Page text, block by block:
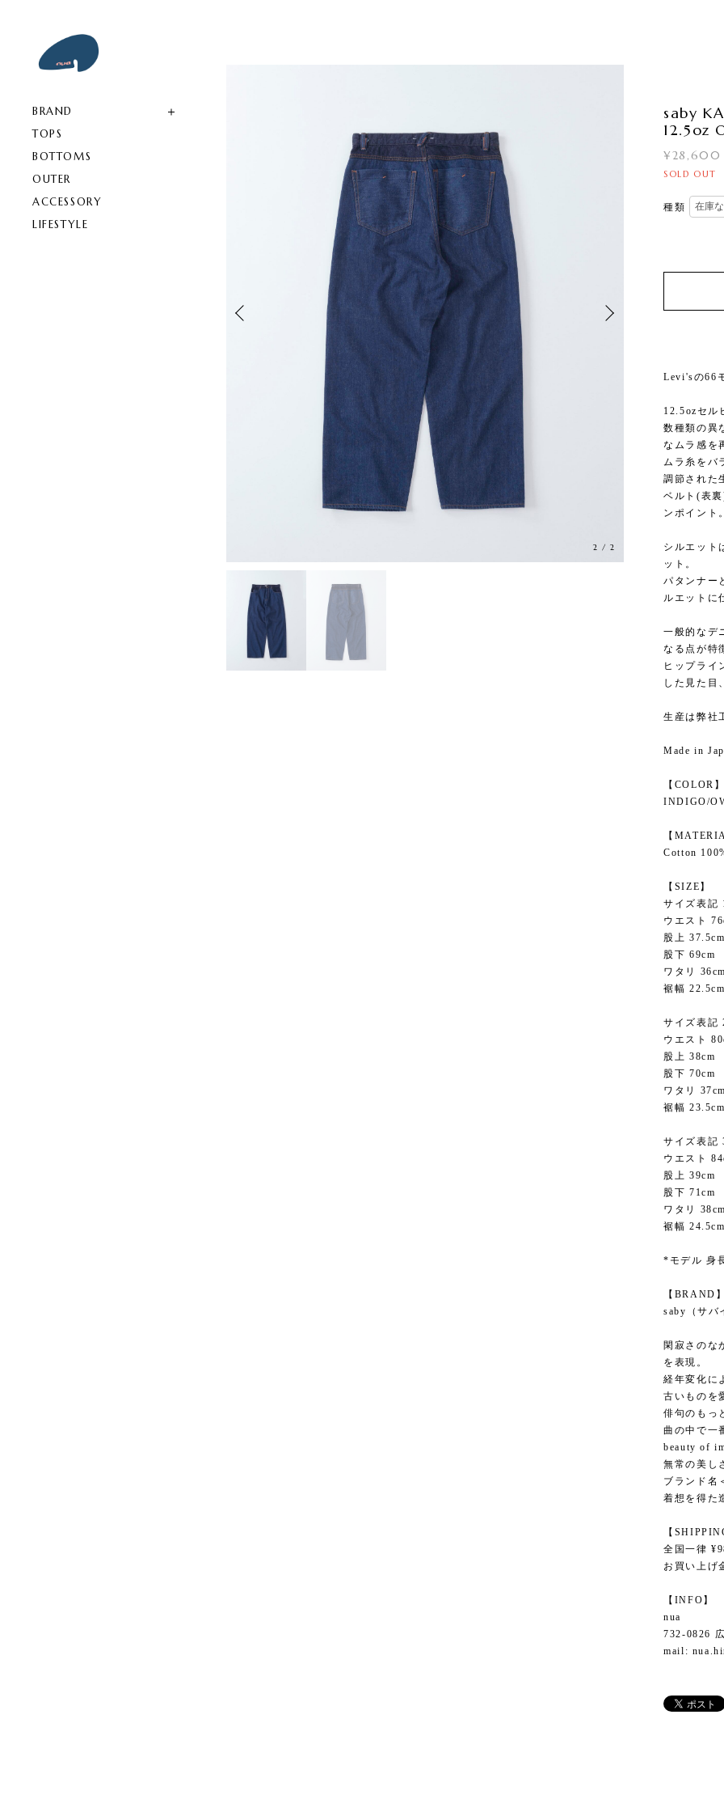
BRAND
TOPS
BOTTOMS
OUTER
ACCESSORY
LIFESTYLE
1 /2
saby
12.5oz
¥28,600
SOLD OUT
種類
Levi'sの66
12.5ozセル
数種類の異
なムラ感を
ムラ糸をバ
調節された
ベルト(表
ンポイント。
シルエット
ット。
パタンナー
ルエットに
一般的なデ
なる点が特
ヒップライ
した見た目
生産は弊社
Made in
【COLOR】
INDIGO/
【
Cotton
【SIZE】
サイズ表記
ウエスト
股上 37.5cm
股下 69cm
ワタリ 36cm
裾幅 22.5cm
サイズ表記
ウエスト
股上 38cm
股下 70cm
ワタリ 37cm
裾幅 23.5cm
サイズ表記
ウエスト
股上 39cm
股下 71cm
ワタリ 38cm
裾幅 24.5cm
*モデル 身
【BRAND】
saby（サバ
閑寂さのな
を表現。
経年変化に
古いものを
俳句のもっ
曲の中で一
beauty of
無常の美し
ブランド名
着想を得た
【
全国一律
お買い上げ
【INFO】
nua
732-0826
mail: